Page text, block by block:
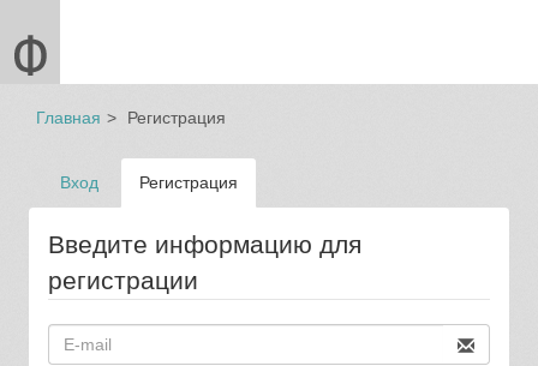
Главная Регистрация
Вход Регистрация
Введите информацию для
регистрации